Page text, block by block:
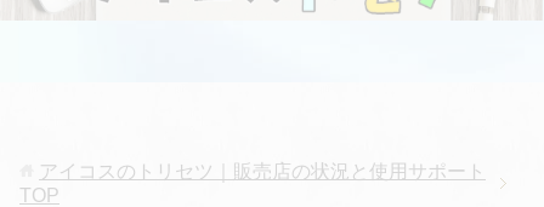
アイコスのトリセツ｜販売店の状況と使用サポート
TOP